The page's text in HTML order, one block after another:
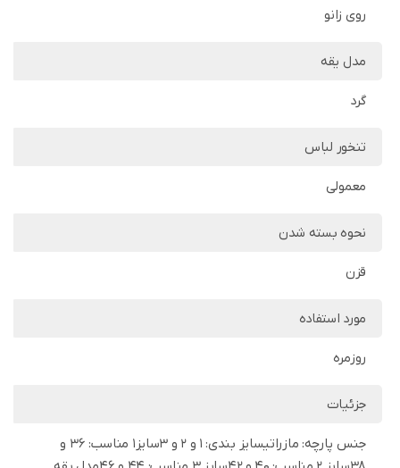
روی زانو
مدل یقه
گرد
تنخور لباس
معمولی
نحوه بسته شدن
قزن
مورد استفاده
روزمره
جزئیات
جنس پارچه: مازراتیسایز بندی: 1 و 2 و 3سایز1 مناسب: 36 و